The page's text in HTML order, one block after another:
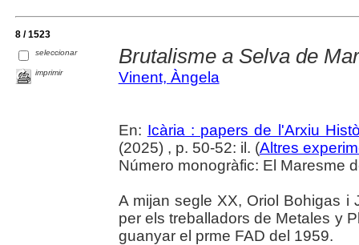
8 / 1523
seleccionar
imprimir
Brutalisme a Selva de Mar
Vinent, Àngela
En: Icària : papers de l'Arxiu
(2025) , p. 50-52: il. (Altres
Número monogràfic: El Maresme
A mijan segle XX, Oriol Bohigas i
per els treballadors de Metales y
guanyar el prme FAD del 1959.